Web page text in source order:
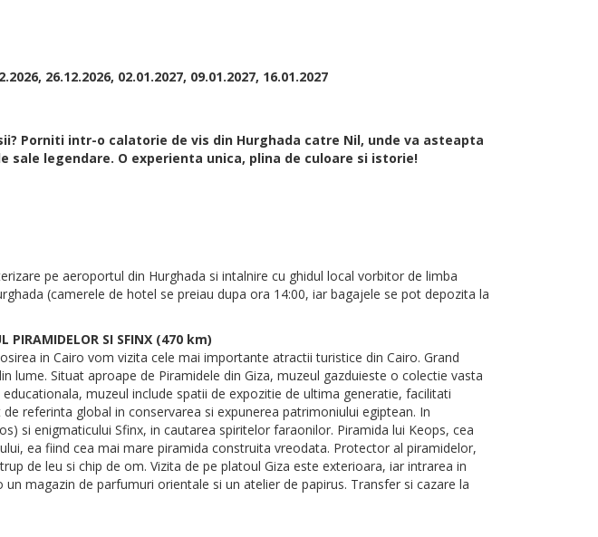
26.12.2026, 02.01.2027, 09.01.2027, 16.01.2027
Porniti intr-o calatorie de vis din Hurghada catre Nil, unde va asteapta
legendare. O experienta unica, plina de culoare si istorie!
pe aeroportul din Hurghada si intalnire cu ghidul local vorbitor de limba
(camerele de hotel se preiau dupa ora 14:00, iar bagajele se pot depozita la
PIRAMIDELOR SI SFINX (470 km)
in Cairo vom vizita cele mai importante atractii turistice din Cairo. Grand
Situat aproape de Piramidele din Giza, muzeul gazduieste o colectie vasta
muzeul include spatii de expozitie de ultima generatie, facilitati
referinta global in conservarea si expunerea patrimoniului egiptean. In
si enigmaticului Sfinx, in cautarea spiritelor faraonilor. Piramida lui Keops, cea
ea fiind cea mai mare piramida construita vreodata. Protector al piramidelor,
de leu si chip de om. Vizita de pe platoul Giza este exterioara, iar intrarea in
magazin de parfumuri orientale si un atelier de papirus. Transfer si cazare la